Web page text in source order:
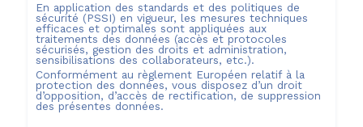
En application des standards et des politiques de
sécurité (PSSI) en vigueur, les mesures techniques
efficaces et optimales sont appliquées aux
traitements des données (accès et protocoles
sécurisés, gestion des droits et administration,
sensibilisations des collaborateurs, etc.).
Conformément au règlement Européen relatif à la
protection des données, vous disposez d’un droit
d’opposition, d’accès de rectification, de suppression
des présentes données.